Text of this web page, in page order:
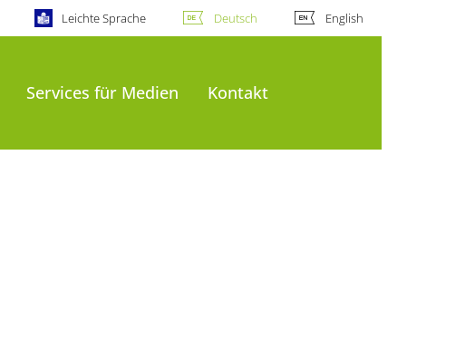
Leichte Sprache Deutsch English
Services für Medien Kontakt